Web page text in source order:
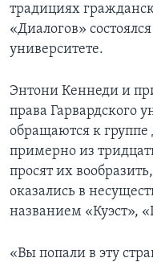
Learning English
СОЦИАЛЬНЫЕ СЕТИ
Языки
традициях
«Диалогов»
университете.
Энтони Кеннеди и
права Гарвардского
обращаются к группе
примерно из
просят их
оказались в
названием «Куэст»,
«Вы попали в эту